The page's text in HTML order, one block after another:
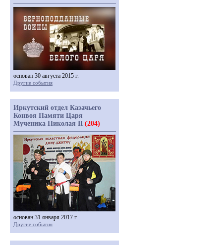
основан 30 августа 2015 г.
Другие события
Иркутский отдел Казачьего
Конвоя Памяти Царя
Мученика Николая II (204)
основан 31 января 2017 г.
Другие события